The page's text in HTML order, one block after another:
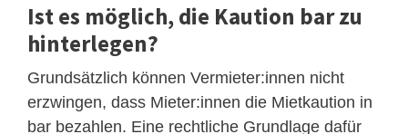
Ist es möglich, die Kaution bar zu
hinterlegen?
Grundsätzlich können Vermieter:innen nicht
erzwingen, dass Mieter:innen die Mietkaution in
bar bezahlen. Eine rechtliche Grundlage dafür